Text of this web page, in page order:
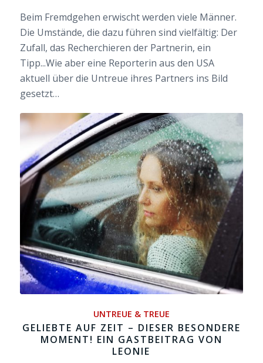
Beim Fremdgehen erwischt werden viele Männer.
Die Umstände, die dazu führen sind vielfältig: Der
Zufall, das Recherchieren der Partnerin, ein
Tipp...Wie aber eine Reporterin aus den USA
aktuell über die Untreue ihres Partners ins Bild
gesetzt…
UNTREUE & TREUE
GELIEBTE AUF ZEIT – DIESER BESONDERE
MOMENT! EIN GASTBEITRAG VON
LEONIE